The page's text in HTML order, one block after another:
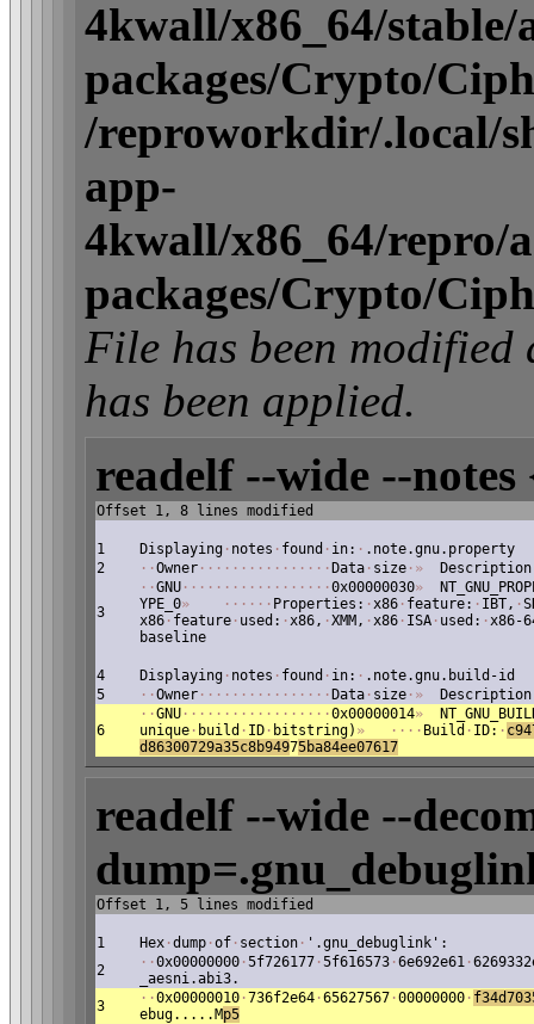
4kwall/x86_64/
packages/Crypto/
/reproworkdir/.local/
app-
4kwall/x86_64/repro/
packages/Crypto/
File has been
has been applied.
readelf --wide --notes
Offset 1, 8 lines modified
1 Displaying · notes · found · in: · .note.gnu.property
2
· ·Owner · · · · · · · · · · · · · · · · Data · size · » Description
3
· ·GNU · · · · · · · · · · · · · · · · · ·0x00000030»
YPE_0» · · · · · · Properties: ·x86 · feature: · IBT, ·
x86 · feature · used: ·x86, ·XMM, ·x86 · ISA · used: ·x86-
baseline
4 Displaying · notes · found · in: · .note.gnu.build-id
5
· ·Owner · · · · · · · · · · · · · · · · Data · size · » Description
6
· ·GNU · · · · · · · · · · · · · · · · · ·0x00000014»
unique · build · ID · bitstring) » · · · · Build · ID: ·
d86300729a35c8b94975ba84ee07617
readelf --wide --
Offset 1, 5 lines modified
1 Hex ·dump ·of · section · '.gnu_debuglink':
2
· ·0x00000000 ·5f726177 ·5f616573 ·6e692e61 ·
_aesni.abi3.
3
· ·0x00000010 ·736f2e64 ·65627567 ·00000000 ·
ebug.....Mp5